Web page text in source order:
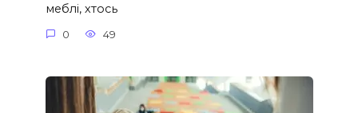
меблі, хтось
0 49